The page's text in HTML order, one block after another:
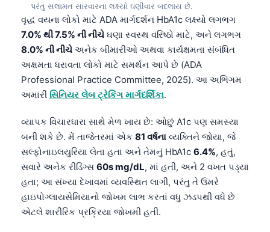
પરંતુ સલામત સારવારના લક્ષ્યો ઘણીવાર બદલાય છે.
વૃદ્ધ વયના લોકો માટે ADA માર્ગદર્શન HbA1c લક્ષ્યો લગભગ
7.0% થી 7.5% ની નીચે ઘણા સ્વસ્થ વરિષ્ઠો માટે, અને લગભગ
8.0% ની નીચે અનેક બીમારીઓ અથવા કાર્યક્ષમતા સંબંધિત
અક્ષમતા ધરાવતા લોકો માટે સમર્થન આપે છે (ADA
Professional Practice Committee, 2025). આ અભિગમ
અમારી સિનિયર લેબ ટ્રેકિંગ માર્ગદર્શિકા.
વ્યાપક વિચારધારા સાથે મેળ ખાય છે: ઓછું A1c પણ સમસ્યા
બની શકે છે. મેં તાજેતરમાં એક 81 વર્ષના વ્યક્તિને જોયા, જે
સલ્ફોનાઇલયુરિયા લેતા હતા અને તેમનું HbA1c 6.4%, હતું,
સવારે અનેક રીડિંગ્સ 60s mg/dL, માં હતી, અને 2 વખત પડ્યા
હતા; આ સંખ્યા દેખાવમાં વ્યવસ્થિત લાગી, પરંતુ તે ઉંમરે
હાઇપોગ્લાયસેમિયાનો જોખમ લાભ કરતાં વધુ ઝડપથી વધે છે
એટલે શારીરિક પ્રક્રિયા જોખમી હતી.
Afrikaans
Монгол
ພາສາລາວ
Basa Jawa
Cebuano
Кыргызча
Татар теле
Беларуская мова
Esperanto
Frysk